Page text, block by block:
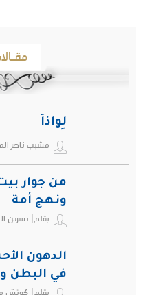
لِواذاً
مشبب ناصر
من جوار
ونهج أمة
بقلم| نسرين
الدهون
في البطن
بقلم| كوتش